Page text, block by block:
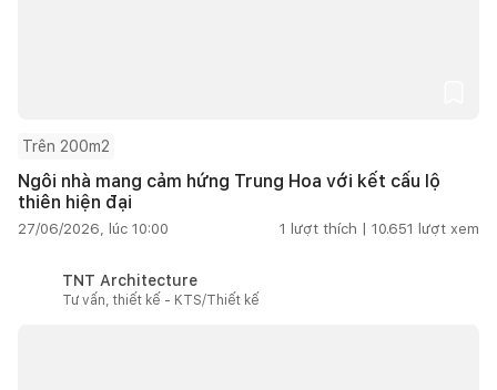
Trên 200m2
Ngôi nhà mang cảm hứng Trung Hoa với kết cấu lộ
thiên hiện đại
27/06/2026, lúc 10:00 1 lượt thích | 10.651 lượt xem
TNT Architecture
Tư vấn, thiết kế - KTS/Thiết kế